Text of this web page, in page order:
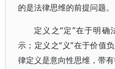
的是法律思维的前提问题。
定义之“定”在于明
示；定义之“义”在于价值
律定义是意向性思维，带